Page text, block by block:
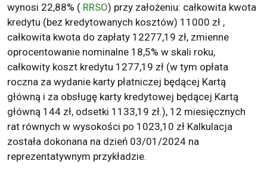
wynosi 22,88% ( RRSO) przy założeniu: całkowita kwota
kredytu (bez kredytowanych kosztów) 11000 zł ,
całkowita kwota do zapłaty 12277,19 zł, zmienne
oprocentowanie nominalne 18,5% w skali roku,
całkowity koszt kredytu 1277,19 zł (w tym opłata
roczna za wydanie karty płatniczej będącej Kartą
główną i za obsługę karty kredytowej będącej Kartą
główną 144 zł, odsetki 1133,19 zł.), 12 miesięcznych
rat równych w wysokości po 1023,10 zł Kalkulacja
została dokonana na dzień 03/01/2024 na
reprezentatywnym przykładzie.